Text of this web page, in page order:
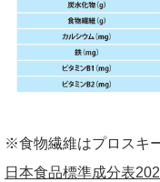
※食物繊維はプロスキ
日本食品標準成分表